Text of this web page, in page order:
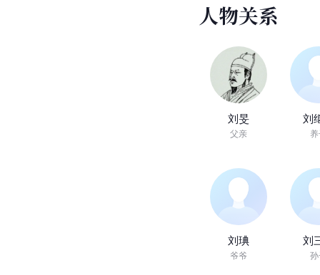
人物关系
刘旻
父亲
刘
刘琠
爷爷
刘